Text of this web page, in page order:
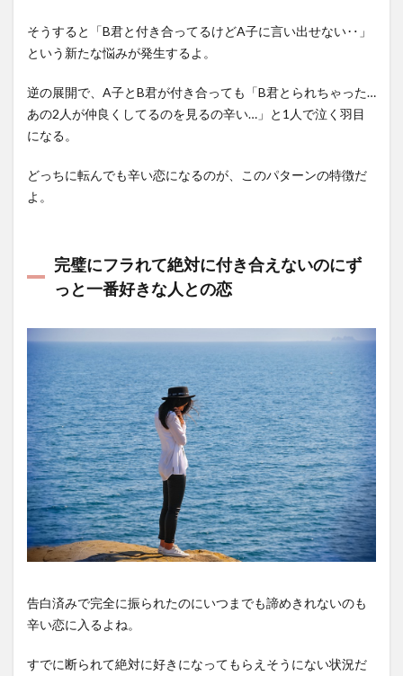
そうすると「B君と付き合ってるけどA子に言い出せない‥」
という新たな悩みが発生するよ。
逆の展開で、A子とB君が付き合っても「B君とられちゃった…
あの2人が仲良くしてるのを見るの辛い…」と1人で泣く羽目
になる。
どっちに転んでも辛い恋になるのが、このパターンの特徴だ
よ。
完璧にフラれて絶対に付き合えないのにず
っと一番好きな人との恋
告白済みで完全に振られたのにいつまでも諦めきれないのも
辛い恋に入るよね。
すでに断られて絶対に好きになってもらえそうにない状況だ